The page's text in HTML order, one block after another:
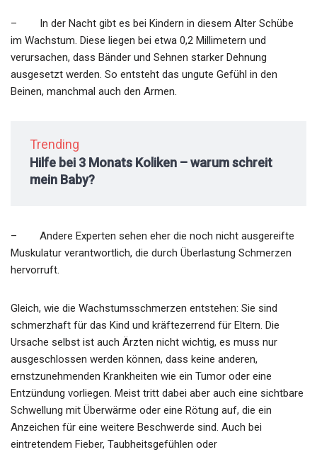
– In der Nacht gibt es bei Kindern in diesem Alter Schübe
im Wachstum. Diese liegen bei etwa 0,2 Millimetern und
verursachen, dass Bänder und Sehnen starker Dehnung
ausgesetzt werden. So entsteht das ungute Gefühl in den
Beinen, manchmal auch den Armen.
Trending
Hilfe bei 3 Monats Koliken – warum schreit
mein Baby?
– Andere Experten sehen eher die noch nicht ausgereifte
Muskulatur verantwortlich, die durch Überlastung Schmerzen
hervorruft.
Gleich, wie die Wachstumsschmerzen entstehen: Sie sind
schmerzhaft für das Kind und kräftezerrend für Eltern. Die
Ursache selbst ist auch Ärzten nicht wichtig, es muss nur
ausgeschlossen werden können, dass keine anderen,
ernstzunehmenden Krankheiten wie ein Tumor oder eine
Entzündung vorliegen. Meist tritt dabei aber auch eine sichtbare
Schwellung mit Überwärme oder eine Rötung auf, die ein
Anzeichen für eine weitere Beschwerde sind. Auch bei
eintretendem Fieber, Taubheitsgefühlen oder